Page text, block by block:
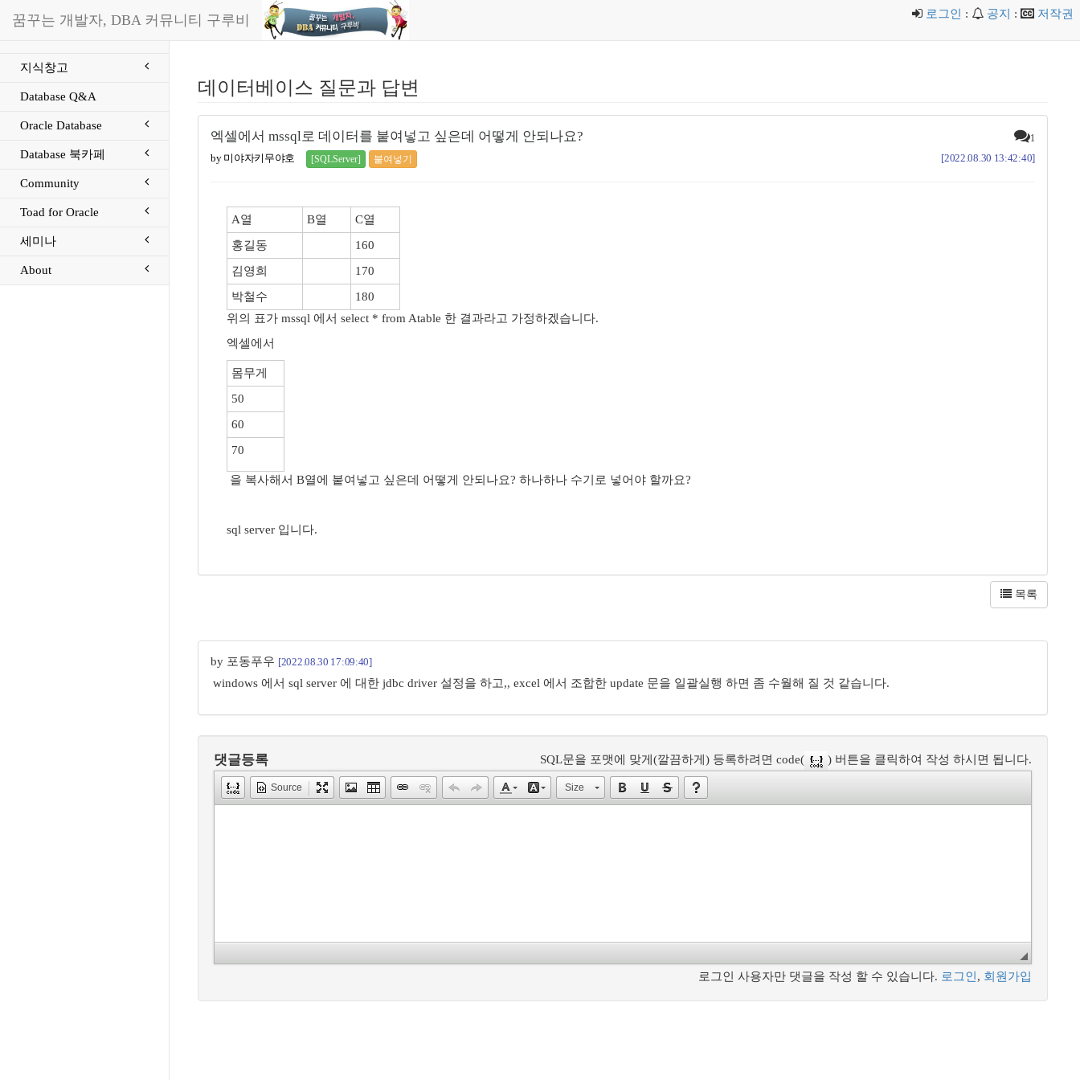
꿈꾸는 개발자, DBA 커뮤니티 구루비 로그인 : 공지 : 저작권
지식창고
Database Q&A
Oracle Database
Database 북카페
Community
Toad for Oracle
세미나
About
데이터베이스 질문과 답변
엑셀에서 mssql로 데이터를 붙여넣고 싶은데 어떻게 안되나요? 1
by 미야자키무야호 [SQLServer] 붙여넣기 [2022.08.30 13:42:40]
A열 B열
C열
홍길동
160
김영희
170
박철수
180
위의 표가 mssql 에서 select * from Atable 한 결과라고 가정하겠습니다.
엑셀에서
몸무게
50
60
70
을 복사해서 B열에 붙여넣고 싶은데 어떻게 안되나요? 하나하나 수기로 넣어야 할까요?
sql server 입니다.
목록
by 포동푸우 [2022.08.30 17:09:40]
windows 에서 sql server 에 대한 jdbc driver 설정을 하고,, excel 에서 조합한 update 문을 일괄실행 하면 좀 수월해 질 것 같습니다.
댓글등록 SQL문을 포맷에 맞게(깔끔하게) 등록하려면 code( ) 버튼을 클릭하여 작성 하시면 됩니다.
Source Size
로그인 사용자만 댓글을 작성 할 수 있습니다. 로그인 , 회원가입